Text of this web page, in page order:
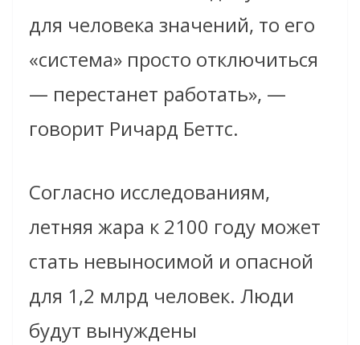
для человека значений, то его
«система» просто отключиться
— перестанет работать», —
говорит Ричард Беттс.
Согласно исследованиям,
летняя жара к 2100 году может
стать невыносимой и опасной
для 1,2 млрд человек. Люди
будут вынуждены